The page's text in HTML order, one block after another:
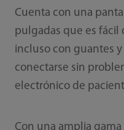
Cuenta con una
pulgadas que es fácil
incluso con guantes
conectarse sin
electrónico de
Con una amplia